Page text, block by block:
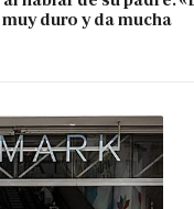
duro y da mucha